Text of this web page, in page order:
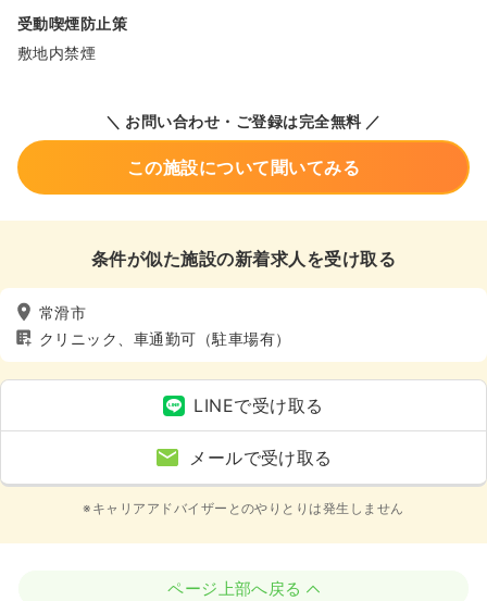
受動喫煙防止策
敷地内禁煙
＼ お問い合わせ・ご登録は完全無料 ／
この施設について聞いてみる
条件が似た施設の新着求人を受け取る
常滑市
クリニック、車通勤可（駐車場有）
LINEで受け取る
メールで受け取る
※キャリアアドバイザーとのやりとりは発生しません
ページ上部へ戻る